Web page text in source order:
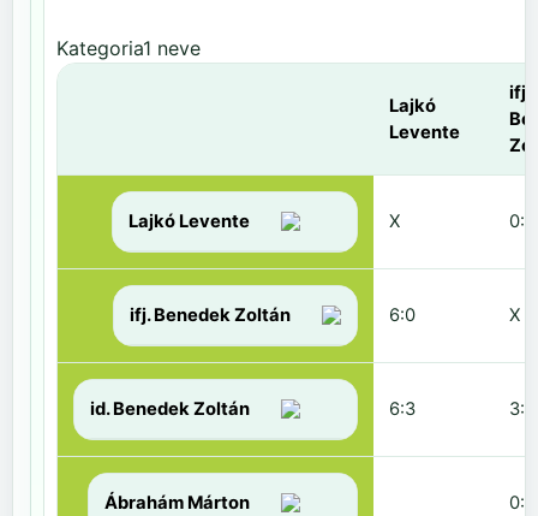
Kategoria1 neve
Lajkó
Levente
ifj.
Lajkó Levente X 0:6
ifj. Benedek Zoltán 6:0 X
id. Benedek Zoltán 6:3 3:6
Ábrahám Márton 0:6